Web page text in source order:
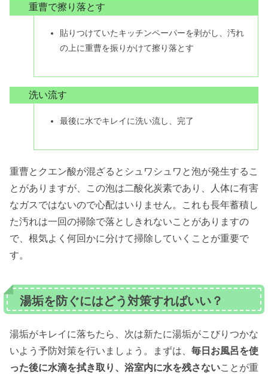
重曹で擦り落とす
貼りつけていたキッチンペーパーを剥がし、汚れ
の上に重曹を振りかけて擦り落とす
洗い流す
最後に水でキレイに洗い流し、完了
重曹とクエン酸が混ざるとシュワシュワと泡が発生するこ
とがありますが、この泡は二酸化炭素であり、人体に有害
なガスではないので心配はいりません。これも長年蓄積し
た汚れは一回の掃除で落としきれないことがありますの
で、根気よく何回かに分けて掃除していくことが重要で
す。
湯垢を防ぐにはどう対策すればいい？
湯垢がキレイに落ちたら、次は新たに湯垢がこびりつかな
いよう予防対策を行いましょう。まずは、 毎日お風呂を使
った後に水滴を拭き取り、浴室内に水を残さないことが重